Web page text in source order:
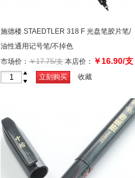
施德楼 STAEDTLER 318 F 光盘笔胶片笔/
油性通用记号笔/不掉色
市场价： ￥17.75/支 本店价： ￥16.90/支
-
立刻购买 收藏